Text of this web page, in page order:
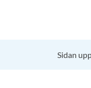
Sidan